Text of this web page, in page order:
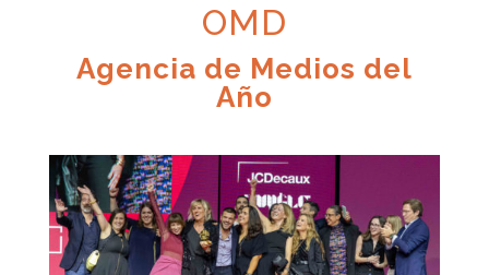
OMD
Agencia de Medios del
Año